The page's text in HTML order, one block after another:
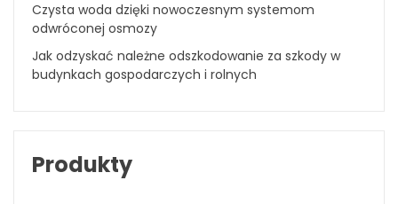
Czysta woda dzięki nowoczesnym systemom
odwróconej osmozy
Jak odzyskać należne odszkodowanie za szkody w
budynkach gospodarczych i rolnych
Produkty